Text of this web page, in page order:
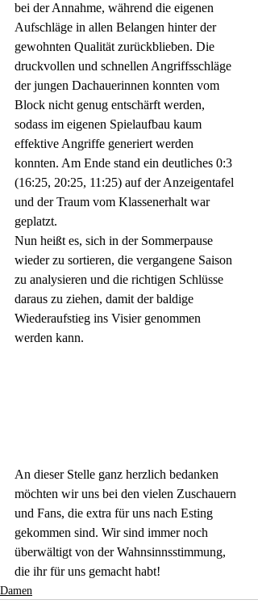
bei der Annahme, während die eigenen
Aufschläge in allen Belangen hinter der
gewohnten Qualität zurückblieben. Die
druckvollen und schnellen Angriffsschläge
der jungen Dachauerinnen konnten vom
Block nicht genug entschärft werden,
sodass im eigenen Spielaufbau kaum
effektive Angriffe generiert werden
konnten. Am Ende stand ein deutliches 0:3
(16:25, 20:25, 11:25) auf der Anzeigentafel
und der Traum vom Klassenerhalt war
geplatzt.
Nun heißt es, sich in der Sommerpause
wieder zu sortieren, die vergangene Saison
zu analysieren und die richtigen Schlüsse
daraus zu ziehen, damit der baldige
Wiederaufstieg ins Visier genommen
werden kann.
An dieser Stelle ganz herzlich bedanken
möchten wir uns bei den vielen Zuschauern
und Fans, die extra für uns nach Esting
gekommen sind. Wir sind immer noch
überwältigt von der Wahnsinnsstimmung,
die ihr für uns gemacht habt!
Damen